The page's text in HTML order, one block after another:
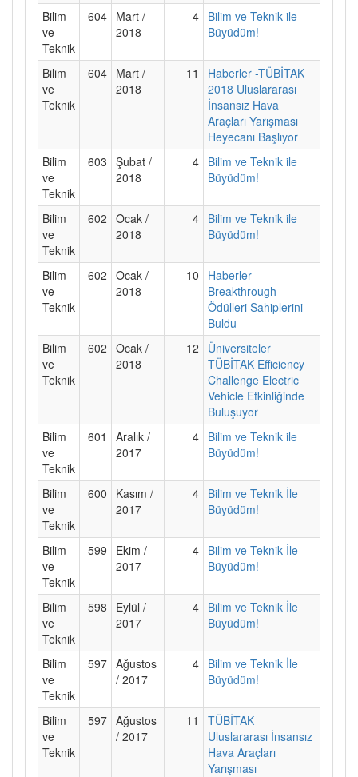
Bilim
ve
Teknik
604 Mart /
2018
4 Bilim ve Teknik ile
Büyüdüm!
Bilim
ve
Teknik
604 Mart /
2018
11
Haberler -TÜBİTAK
2018 Uluslararası
İnsansız Hava
Araçları Yarışması
Heyecanı Başlıyor
Bilim
ve
Teknik
603 Şubat /
2018
4 Bilim ve Teknik ile
Büyüdüm!
Bilim
ve
Teknik
602 Ocak /
2018
4 Bilim ve Teknik ile
Büyüdüm!
Bilim
ve
Teknik
602 Ocak /
2018
10
Haberler -
Breakthrough
Ödülleri Sahiplerini
Buldu
Bilim
ve
Teknik
602 Ocak /
2018
12
Üniversiteler
TÜBİTAK Efficiency
Challenge Electric
Vehicle Etkinliğinde
Buluşuyor
Bilim
ve
Teknik
601
Aralık /
2017
4 Bilim ve Teknik ile
Büyüdüm!
Bilim
ve
Teknik
600
Kasım /
2017
4 Bilim ve Teknik İle
Büyüdüm!
Bilim
ve
Teknik
599
Ekim /
2017
4 Bilim ve Teknik İle
Büyüdüm!
Bilim
ve
Teknik
598
Eylül /
2017
4 Bilim ve Teknik İle
Büyüdüm!
Bilim
ve
Teknik
597 Ağustos
/ 2017
4 Bilim ve Teknik İle
Büyüdüm!
Bilim
ve
Teknik
597 Ağustos
/ 2017
11
TÜBİTAK
Uluslararası İnsansız
Hava Araçları
Yarışması